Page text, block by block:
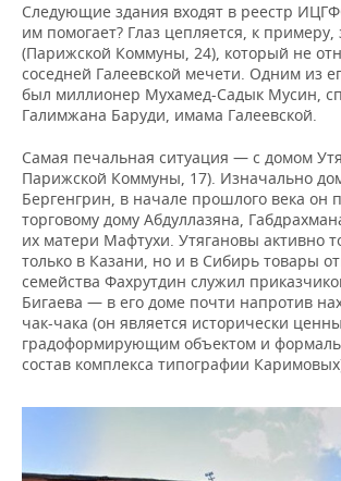
Следующие здания входят в реестр
им помогает? Глаз цепляется, к
(Парижской Коммуны, 24), который не
соседней Галеевской мечети. Одним из
был миллионер Мухамед-Садык Мусин,
Галимжана Баруди, имама Галеевской.
Самая печальная ситуация — с домом
Парижской Коммуны, 17). Изначально
Бергенгрин, в начале прошлого века он
торговому дому Абдуллазяна,
их матери Мафтухи. Утягановы активно
только в Казани, но и в Сибирь товары
семейства Фахрутдин служил
Бигаева — в его доме почти напротив
чак-чака (он является исторически
градоформирующим объектом и
состав комплекса типографии